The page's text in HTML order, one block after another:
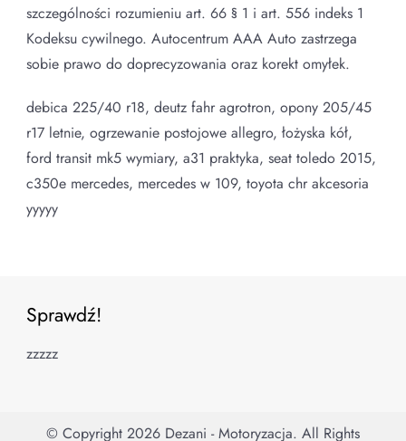
szczególności rozumieniu art. 66 § 1 i art. 556 indeks 1
Kodeksu cywilnego. Autocentrum AAA Auto zastrzega
sobie prawo do doprecyzowania oraz korekt omyłek.
debica 225/40 r18, deutz fahr agrotron, opony 205/45
r17 letnie, ogrzewanie postojowe allegro, łożyska kół,
ford transit mk5 wymiary, a31 praktyka, seat toledo 2015,
c350e mercedes, mercedes w 109, toyota chr akcesoria
yyyyy
Sprawdź!
zzzzz
© Copyright 2026 Dezani - Motoryzacja. All Rights